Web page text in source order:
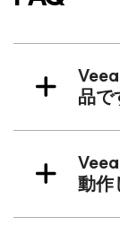
品で
動作